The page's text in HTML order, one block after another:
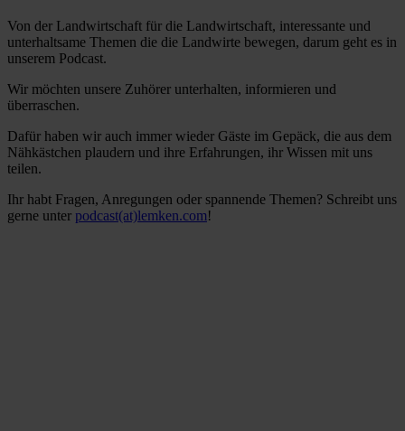
Von der Landwirtschaft für die Landwirtschaft, interessante und
unterhaltsame Themen die die Landwirte bewegen, darum geht es in
unserem Podcast.
Wir möchten unsere Zuhörer unterhalten, informieren und
überraschen.
Dafür haben wir auch immer wieder Gäste im Gepäck, die aus dem
Nähkästchen plaudern und ihre Erfahrungen, ihr Wissen mit uns
teilen.
Ihr habt Fragen, Anregungen oder spannende Themen? Schreibt uns
gerne unter podcast(at)lemken.com!